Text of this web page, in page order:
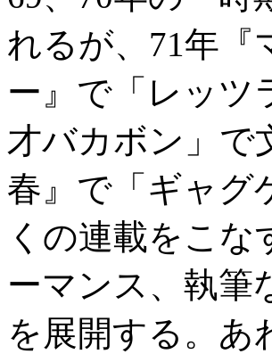
れるが、71年『
ー』で「レッツ
才バカボン」で
春』で「ギャグ
くの連載をこ
ーマンス、執筆
を展開する。あ